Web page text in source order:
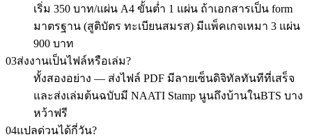
เริ่ม 350 บาท/แผ่น A4 ขั้นต่ำ 1 แผ่น ถ้าเอกสารเป็น form
มาตรฐาน (สูติบัตร ทะเบียนสมรส) มีแพ็คเกจเหมา 3 แผ่น
900 บาท
03ส่งงานเป็นไฟล์หรือเล่ม?
ทั้งสองอย่าง — ส่งไฟล์ PDF มีลายเซ็นดิจิทัลทันทีที่เสร็จ
และส่งเล่มต้นฉบับมี NAATI Stamp นูนถึงบ้านในBTS บาง
หว้าฟรี
04แปลด่วนได้กี่วัน?